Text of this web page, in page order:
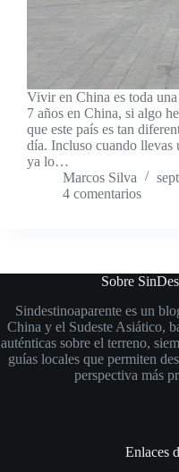
Vivir en China es toda
7 años en China, si algo
que este país es tan
día. Incluso cuando llevas
ya lo…
Marcos Silva
4 comentarios
Sobre
Sindestinoaparente es un
China y el Sudeste Asiático,
auténticas sobre el terreno,
guías locales que permiten
perspectiva más
Enlaces